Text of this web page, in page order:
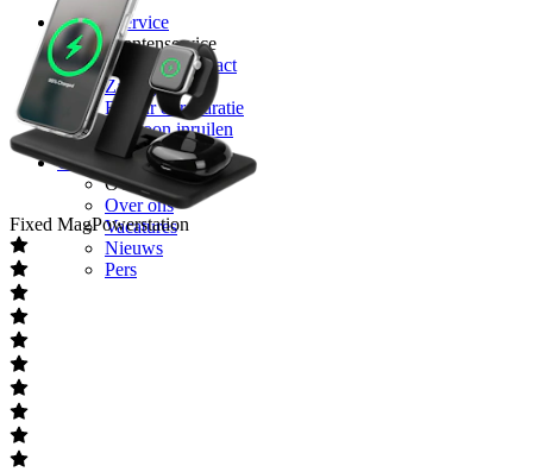
Klantenservice
Klantenservice
Vragen & contact
Zakelijk
Retour & reparatie
Telefoon inruilen
Over ons
Over Mobiel.nl
Over ons
Vacatures
Nieuws
Pers
Fixed MagPowerstation